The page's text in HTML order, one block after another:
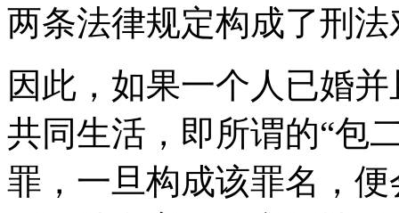
两条法律规定构成了刑
因此，如果一个人已婚
共同生活，即所谓的“包
罪，一旦构成该罪名，